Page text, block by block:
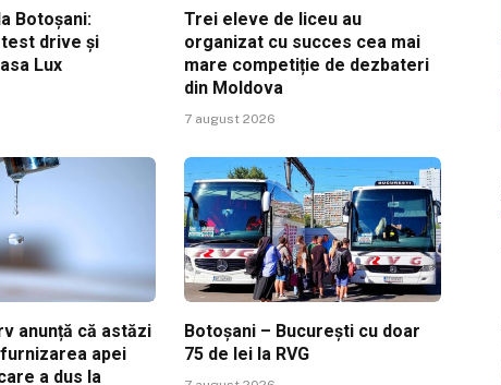
Botoșani:
drive și
Lux
Trei eleve de liceu au
organizat cu succes cea mai
mare competiție de dezbateri
din Moldova
7 august 2026
anunță că astăzi
apei
a dus la
Botoșani – București cu doar
75 de lei la RVG